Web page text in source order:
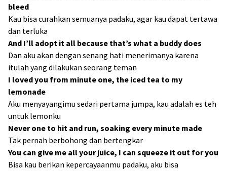
bleed
Kau bisa curahkan semuanya padaku, agar kau dapat tertawa
dan terluka
And I’ll adopt it all because that’s what a buddy does
Dan aku akan dengan senang hati menerimanya karena
itulah yang dilakukan seorang teman
I loved you from minute one, the iced tea to my
lemonade
Aku menyayangimu sedari pertama jumpa, kau adalah es teh
untuk lemonku
Never one to hit and run, soaking every minute made
Tak pernah berbohong dan bertengkar
You can give me all your juice, I can squeeze it out for you
Bisa kau berikan kepercayaanmu padaku, aku bisa